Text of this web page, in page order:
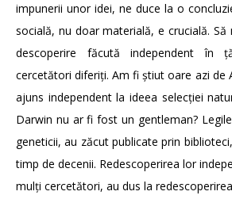
impunerii unor idei, ne duce la o
socială, nu doar materială, e crucială. Să
descoperire făcută independent în
cercetători diferiți. Am fi știut oare azi de
ajuns independent la ideea selecției
Darwin nu ar fi fost un gentleman?
geneticii, au zăcut publicate prin
timp de decenii. Redescoperirea lor
mulți cercetători, au dus la